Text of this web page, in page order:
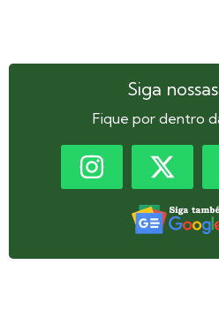
Siga
Fique por dentro